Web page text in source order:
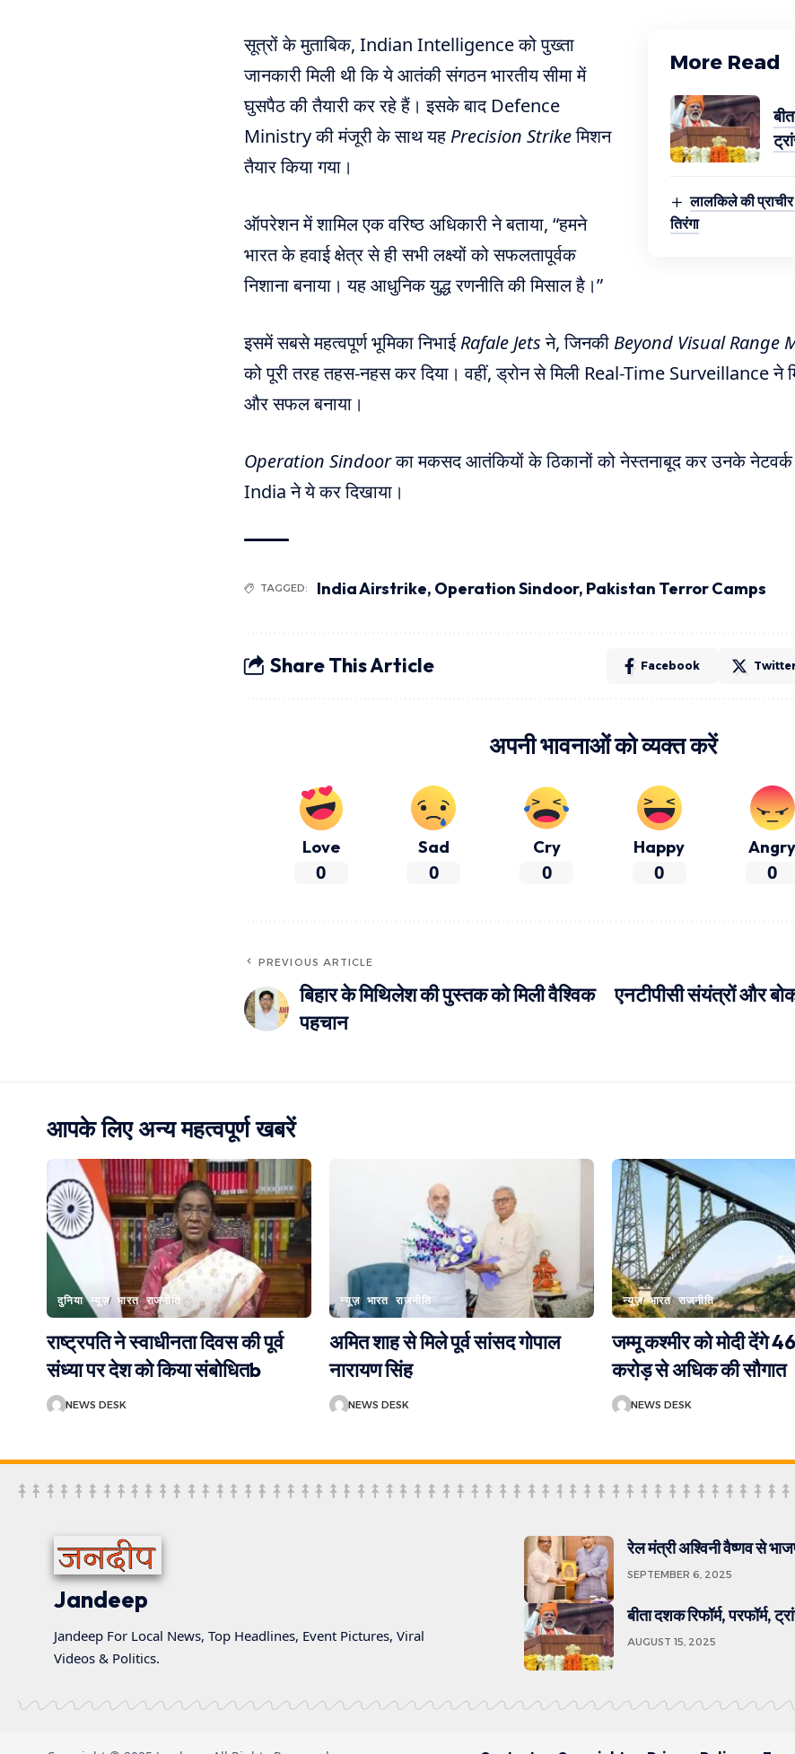
More Read
लालकिले की प्राचीर
तिरंगा
सूत्रों के मुताबिक, Indian Intelligence को पुख्ता
जानकारी मिली थी कि ये आतंकी संगठन भारतीय सीमा में
घुसपैठ की तैयारी कर रहे हैं। इसके बाद Defence
Ministry की मंजूरी के साथ यह Precision Strikeमिशन
तैयार किया गया।
ऑपरेशन में शामिल एक वरिष्ठ अधिकारी ने बताया, “हमने
भारत के हवाई क्षेत्र से ही सभी लक्ष्यों को सफलतापूर्वक
निशाना बनाया। यह आधुनिक युद्ध रणनीति की मिसाल है।”
इसमें सबसे महत्वपूर्ण भूमिका निभाईRafale Jetsने, जिनकी Beyond Visual Range
को पूरी तरह तहस-नहस कर दिया। वहीं, ड्रोन से मिली Real-Time Surveillance ने
और सफल बनाया।
Operation Sindoorका मकसद आतंकियों के ठिकानों को नेस्तनाबूद कर उनके
India ने ये कर दिखाया।
TAGGED: India Airstrike, Operation Sindoor, Pakistan Terror Camps
Share This Article Facebook Twitter
अपनी भावनाओं को व्यक्त करें
Love
0
Sad
0
Cry
0
Happy
0
Angry
0
PREVIOUS ARTICLE
बिहार के मिथिलेश की पुस्तक को मिली वैश्विक
पहचान
एनटीपीसी संयंत्रों और
आपके लिए अन्य महत्वपूर्ण खबरें
दुनिया न्यूज़ भारत राजनीति
राष्ट्रपति ने स्वाधीनता दिवस की पूर्व
संध्या पर देश को किया संबोधितb
NEWS DESK
न्यूज़ भारत राजनीति
अमित शाह से मिले पूर्व सांसद गोपाल
नारायण सिंह
NEWS DESK
न्यूज़ भारत राजनीति
जम्मू कश्मीर को मोदी देंगे
करोड़ से अधिक की सौगात
NEWS DESK
Jandeep
Jandeep For Local News, Top Headlines, Event Pictures, Viral
Videos & Politics.
रेल मंत्री अश्विनी वैष्णव से
SEPTEMBER 6, 2025
बीता दशक रिफॉर्म, परफॉर्म,
AUGUST 15, 2025